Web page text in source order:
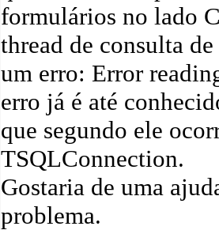
formulários no lado
thread de consulta
um erro: Error
erro já é até
que segundo ele
TSQLConnection.
Gostaria de uma
problema.